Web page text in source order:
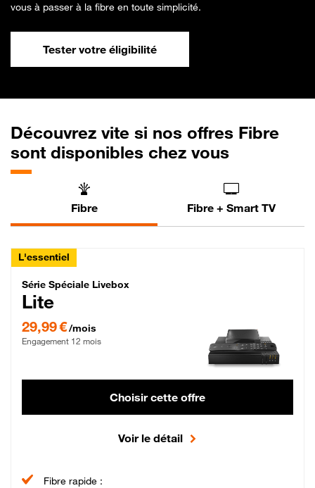
vous à passer à la fibre en toute simplicité.
Tester votre éligibilité
Découvrez vite si nos offres Fibre
sont disponibles chez vous
Fibre Fibre + Smart TV
L'essentiel
Série Spéciale Livebox Lite Fibre
Série Spéciale Livebox
Lite
29,99 €/mois
Engagement 12 mois
Choisir cette offre
Voir le détail
Fibre rapide :